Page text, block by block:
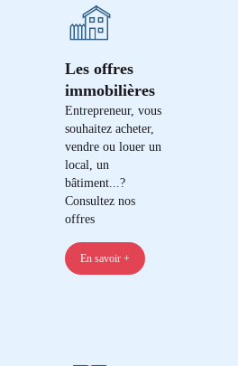
Les offres
immobilières
Entrepreneur, vous
souhaitez acheter,
vendre ou louer un
local, un
bâtiment...?
Consultez nos
offres
En savoir +